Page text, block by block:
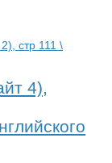
4),